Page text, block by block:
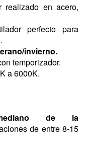
realizado en acero,
perfecto para
invierno.
temporizador.
a 6000K.
de la
de entre 8-15